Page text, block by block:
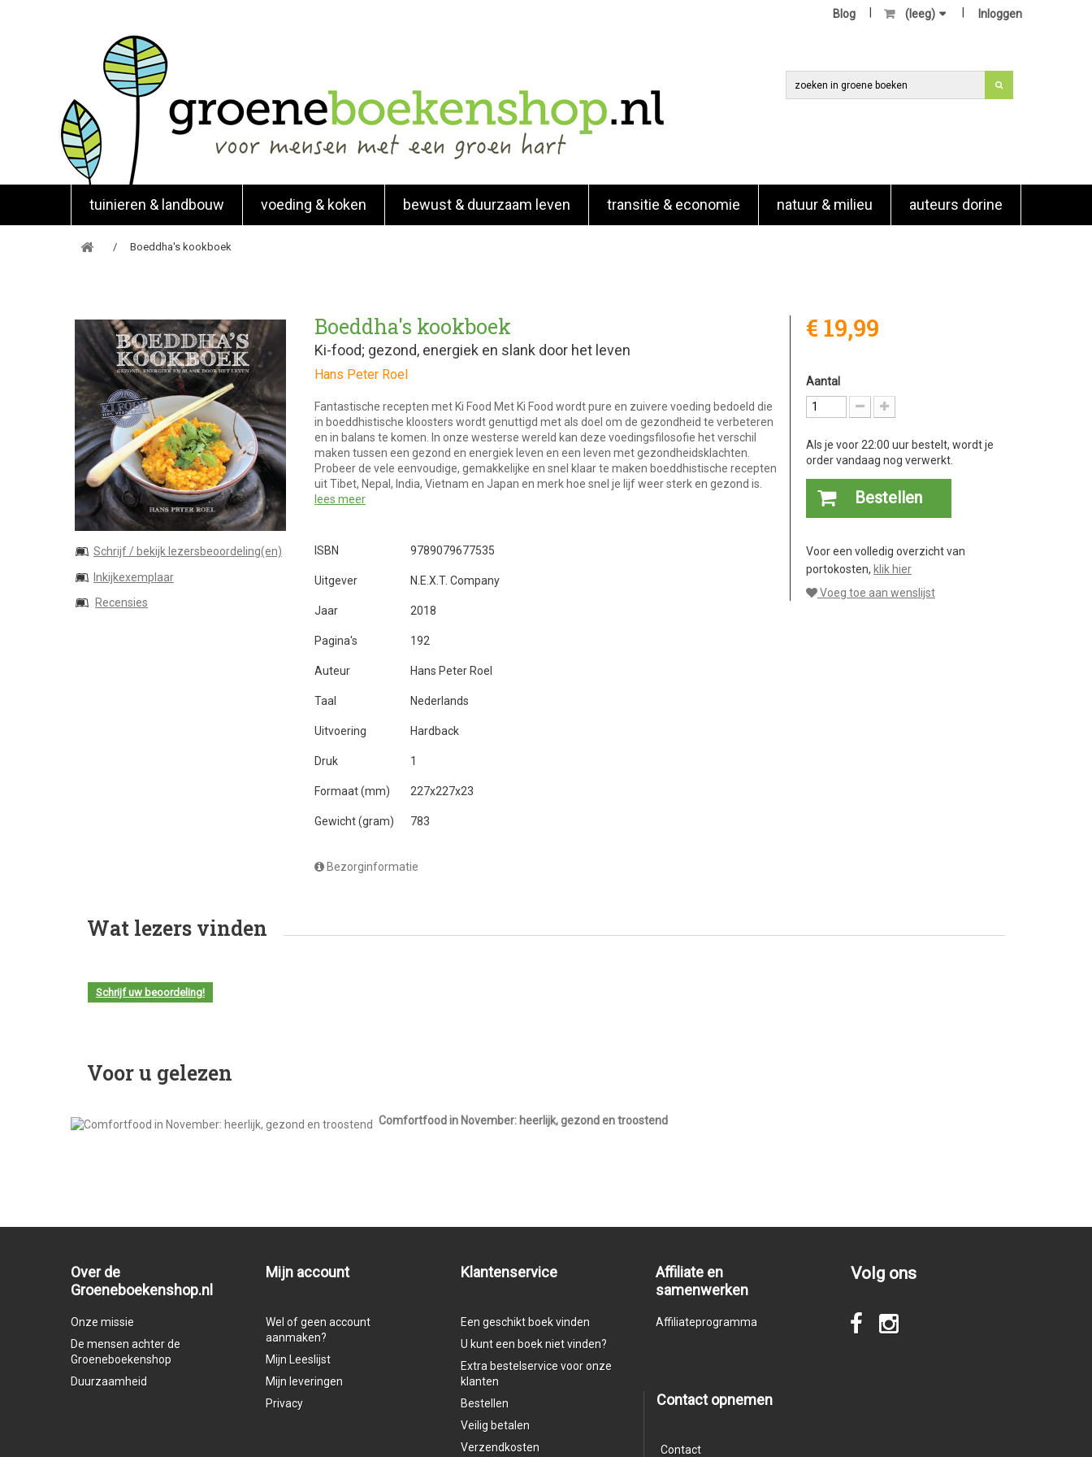
Inloggen
(leeg)
Blog
tuinieren & landbouw voeding & koken bewust & duurzaam leven transitie & economie natuur & milieu auteurs dorine
Boeddha's kookboek
Schrijf / bekijk lezersbeoordeling(en)
Inkijkexemplaar
Recensies
Boeddha's kookboek
Ki-food; gezond, energiek en slank door het leven
Hans Peter Roel
Fantastische recepten met Ki Food Met Ki Food wordt pure en zuivere voeding bedoeld die
in boeddhistische kloosters wordt genuttigd met als doel om de gezondheid te verbeteren
en in balans te komen. In onze westerse wereld kan deze voedingsfilosofie het verschil
maken tussen een gezond en energiek leven en een leven met gezondheidsklachten.
Probeer de vele eenvoudige, gemakkelijke en snel klaar te maken boeddhistische recepten
uit Tibet, Nepal, India, Vietnam en Japan en merk hoe snel je lijf weer sterk en gezond is.
lees meer
ISBN 9789079677535
Uitgever N.E.X.T. Company
Jaar 2018
Pagina's 192
Auteur Hans Peter Roel
Taal Nederlands
Uitvoering Hardback
Druk 1
Formaat (mm) 227x227x23
Gewicht (gram) 783
Bezorginformatie
€ 19,99
Aantal
Als je voor 22:00 uur bestelt, wordt je
order vandaag nog verwerkt.
Bestellen
Voor een volledig overzicht van
portokosten, klik hier
Voeg toe aan wenslijst
Wat lezers vinden
Schrijf uw beoordeling!
Voor u gelezen
Comfortfood in November: heerlijk, gezond en troostend
Over de
Groeneboekenshop.nl
Onze missie
De mensen achter de
Groeneboekenshop
Duurzaamheid
Mijn account
Wel of geen account
aanmaken?
Mijn Leeslijst
Mijn leveringen
Privacy
Klantenservice
Een geschikt boek vinden
U kunt een boek niet vinden?
Extra bestelservice voor onze
klanten
Bestellen
Veilig betalen
Verzendkosten
Affiliate en
samenwerken
Affiliateprogramma
Volg ons
Contact opnemen
Contact